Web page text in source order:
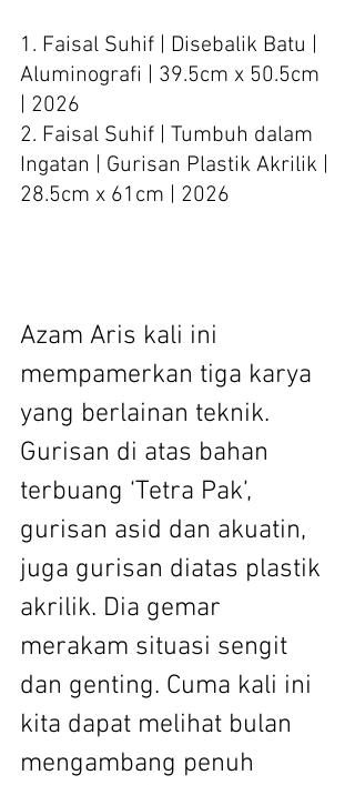
1. Faisal Suhif | Disebalik Batu |
Aluminografi | 39.5cm x 50.5cm
| 2026
2. Faisal Suhif | Tumbuh dalam
Ingatan | Gurisan Plastik Akrilik |
28.5cm x 61cm | 2026
Azam Aris kali ini
mempamerkan tiga karya
yang berlainan teknik.
Gurisan di atas bahan
terbuang ‘Tetra Pak’,
gurisan asid dan akuatin,
juga gurisan diatas plastik
akrilik. Dia gemar
merakam situasi sengit
dan genting. Cuma kali ini
kita dapat melihat bulan
mengambang penuh